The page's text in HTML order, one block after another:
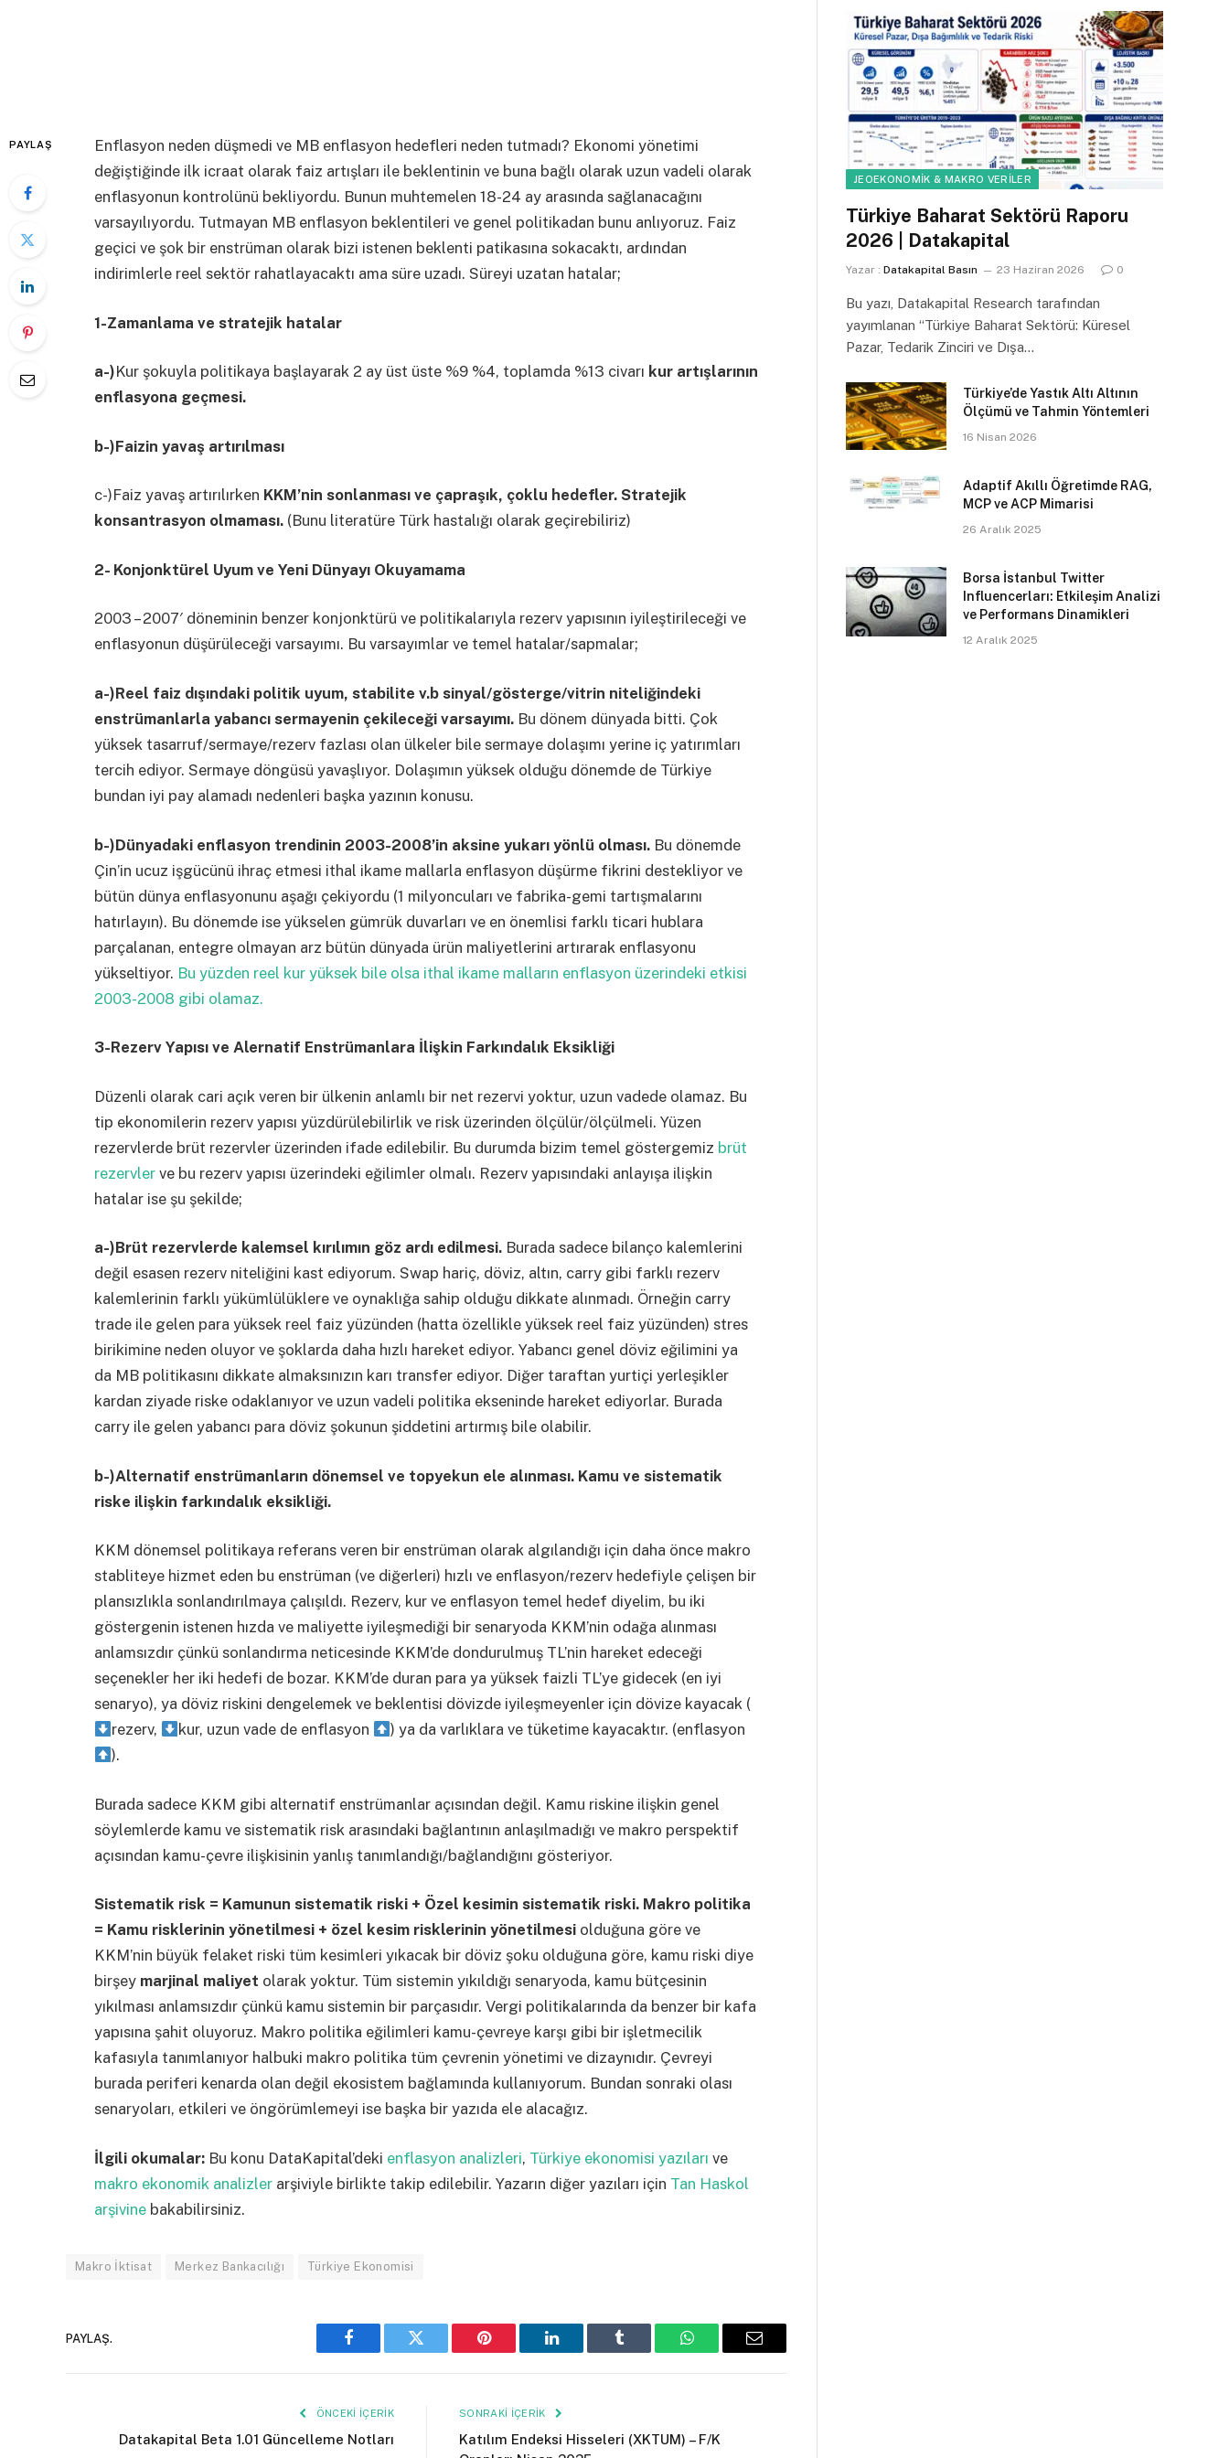
PAYLAŞ
Enflasyon neden düşmedi ve MB enflasyon hedefleri neden tutmadı? Ekonomi yönetimi
değiştiğinde ilk icraat olarak faiz artışları ile beklentinin ve buna bağlı olarak uzun vadeli olarak
enflasyonun kontrolünü bekliyordu. Bunun muhtemelen 18-24 ay arasında sağlanacağını
varsayılıyordu. Tutmayan MB enflasyon beklentileri ve genel politikadan bunu anlıyoruz. Faiz
geçici ve şok bir enstrüman olarak bizi istenen beklenti patikasına sokacaktı, ardından
indirimlerle reel sektör rahatlayacaktı ama süre uzadı. Süreyi uzatan hatalar;
1-Zamanlama ve stratejik hatalar
a-)Kur şokuyla politikaya başlayarak 2 ay üst üste %9 %4, toplamda %13 civarı kur artışlarının
enflasyona geçmesi.
b-)Faizin yavaş artırılması
c-)Faiz yavaş artırılırken KKM’nin sonlanması ve çapraşık, çoklu hedefler. Stratejik
konsantrasyon olmaması. (Bunu literatüre Türk hastalığı olarak geçirebiliriz)
2- Konjonktürel Uyum ve Yeni Dünyayı Okuyamama
2003 – 2007′ döneminin benzer konjonktürü ve politikalarıyla rezerv yapısının iyileştirileceği ve
enflasyonun düşürüleceği varsayımı. Bu varsayımlar ve temel hatalar/sapmalar;
a-)Reel faiz dışındaki politik uyum, stabilite v.b sinyal/gösterge/vitrin niteliğindeki
enstrümanlarla yabancı sermayenin çekileceği varsayımı. Bu dönem dünyada bitti. Çok
yüksek tasarruf/sermaye/rezerv fazlası olan ülkeler bile sermaye dolaşımı yerine iç yatırımları
tercih ediyor. Sermaye döngüsü yavaşlıyor. Dolaşımın yüksek olduğu dönemde de Türkiye
bundan iyi pay alamadı nedenleri başka yazının konusu.
b-)Dünyadaki enflasyon trendinin 2003-2008’in aksine yukarı yönlü olması. Bu dönemde
Çin’in ucuz işgücünü ihraç etmesi ithal ikame mallarla enflasyon düşürme fikrini destekliyor ve
bütün dünya enflasyonunu aşağı çekiyordu (1 milyoncuları ve fabrika-gemi tartışmalarını
hatırlayın). Bu dönemde ise yükselen gümrük duvarları ve en önemlisi farklı ticari hublara
parçalanan, entegre olmayan arz bütün dünyada ürün maliyetlerini artırarak enflasyonu
yükseltiyor. Bu yüzden reel kur yüksek bile olsa ithal ikame malların enflasyon üzerindeki etkisi
2003-2008 gibi olamaz.
3-Rezerv Yapısı ve Alernatif Enstrümanlara İlişkin Farkındalık Eksikliği
Düzenli olarak cari açık veren bir ülkenin anlamlı bir net rezervi yoktur, uzun vadede olamaz. Bu
tip ekonomilerin rezerv yapısı yüzdürülebilirlik ve risk üzerinden ölçülür/ölçülmeli. Yüzen
rezervlerde brüt rezervler üzerinden ifade edilebilir. Bu durumda bizim temel göstergemiz brüt
rezervler ve bu rezerv yapısı üzerindeki eğilimler olmalı. Rezerv yapısındaki anlayışa ilişkin
hatalar ise şu şekilde;
a-)Brüt rezervlerde kalemsel kırılımın göz ardı edilmesi. Burada sadece bilanço kalemlerini
değil esasen rezerv niteliğini kast ediyorum. Swap hariç, döviz, altın, carry gibi farklı rezerv
kalemlerinin farklı yükümlülüklere ve oynaklığa sahip olduğu dikkate alınmadı. Örneğin carry
trade ile gelen para yüksek reel faiz yüzünden (hatta özellikle yüksek reel faiz yüzünden) stres
birikimine neden oluyor ve şoklarda daha hızlı hareket ediyor. Yabancı genel döviz eğilimini ya
da MB politikasını dikkate almaksınızın karı transfer ediyor. Diğer taraftan yurtiçi yerleşikler
kardan ziyade riske odaklanıyor ve uzun vadeli politika ekseninde hareket ediyorlar. Burada
carry ile gelen yabancı para döviz şokunun şiddetini artırmış bile olabilir.
b-)Alternatif enstrümanların dönemsel ve topyekun ele alınması. Kamu ve sistematik
riske ilişkin farkındalık eksikliği.
KKM dönemsel politikaya referans veren bir enstrüman olarak algılandığı için daha önce makro
stabliteye hizmet eden bu enstrüman (ve diğerleri) hızlı ve enflasyon/rezerv hedefiyle çelişen bir
plansızlıkla sonlandırılmaya çalışıldı. Rezerv, kur ve enflasyon temel hedef diyelim, bu iki
göstergenin istenen hızda ve maliyette iyileşmediği bir senaryoda KKM’nin odağa alınması
anlamsızdır çünkü sonlandırma neticesinde KKM’de dondurulmuş TL’nin hareket edeceği
seçenekler her iki hedefi de bozar. KKM’de duran para ya yüksek faizli TL’ye gidecek (en iyi
senaryo), ya döviz riskini dengelemek ve beklentisi dövizde iyileşmeyenler için dövize kayacak (
rezerv,
kur, uzun vade de enflasyon
) ya da varlıklara ve tüketime kayacaktır. (enflasyon
).
Burada sadece KKM gibi alternatif enstrümanlar açısından değil. Kamu riskine ilişkin genel
söylemlerde kamu ve sistematik risk arasındaki bağlantının anlaşılmadığı ve makro perspektif
açısından kamu-çevre ilişkisinin yanlış tanımlandığı/bağlandığını gösteriyor.
Sistematik risk = Kamunun sistematik riski + Özel kesimin sistematik riski. Makro politika
= Kamu risklerinin yönetilmesi + özel kesim risklerinin yönetilmesi olduğuna göre ve
KKM’nin büyük felaket riski tüm kesimleri yıkacak bir döviz şoku olduğuna göre, kamu riski diye
birşey marjinal maliyet olarak yoktur. Tüm sistemin yıkıldığı senaryoda, kamu bütçesinin
yıkılması anlamsızdır çünkü kamu sistemin bir parçasıdır. Vergi politikalarında da benzer bir kafa
yapısına şahit oluyoruz. Makro politika eğilimleri kamu-çevreye karşı gibi bir işletmecilik
kafasıyla tanımlanıyor halbuki makro politika tüm çevrenin yönetimi ve dizaynıdır. Çevreyi
burada periferi kenarda olan değil ekosistem bağlamında kullanıyorum. Bundan sonraki olası
senaryoları, etkileri ve öngörümlemeyi ise başka bir yazıda ele alacağız.
İlgili okumalar: Bu konu DataKapital’deki enflasyon analizleri, Türkiye ekonomisi yazıları ve
makro ekonomik analizler arşiviyle birlikte takip edilebilir. Yazarın diğer yazıları için Tan Haskol
arşivine bakabilirsiniz.
Makro İktisat Merkez Bankacılığı Türkiye Ekonomisi
PAYLAŞ.
Facebook Twitter Pinterest LinkedIn Tumblr WhatsAppEmail
ÖNCEKI İÇERIK
Datakapital Beta 1.01 Güncelleme Notları
SONRAKI İÇERIK
Katılım Endeksi Hisseleri (XKTUM) – F/K
JEOEKONOMIK & MAKRO VERILER
Türkiye Baharat Sektörü Raporu
2026 | Datakapital
Yazar : Datakapital Basın 23 Haziran 2026 0
Bu yazı, Datakapital Research tarafından
yayımlanan “Türkiye Baharat Sektörü: Küresel
Pazar, Tedarik Zinciri ve Dışa…
Türkiye’de Yastık Altı Altının
Ölçümü ve Tahmin Yöntemleri
16 Nisan 2026
Adaptif Akıllı Öğretimde RAG,
MCP ve ACP Mimarisi
26 Aralık 2025
Borsa İstanbul Twitter
Influencerları: Etkileşim Analizi
ve Performans Dinamikleri
12 Aralık 2025